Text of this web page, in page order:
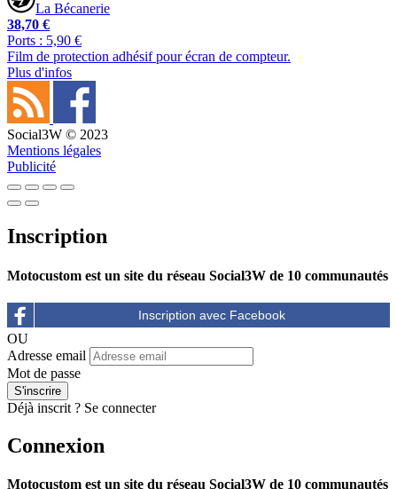
La Bécanerie
38,70 €
Ports : 5,90 €
Film de protection adhésif pour écran de compteur.
Plus d'infos
Social3W © 2023
Mentions légales
Publicité
Inscription
Motocustom est un site du réseau Social3W de 10 communautés
OU
Adresse email
Mot de passe
Déjà inscrit ? Se connecter
Connexion
Motocustom est un site du réseau Social3W de 10 communautés